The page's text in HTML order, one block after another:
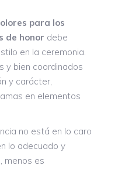
para los
de honor debe
en la ceremonia.
y bien coordinados
y carácter,
en elementos
no está en lo caro
lo adecuado y
menos es